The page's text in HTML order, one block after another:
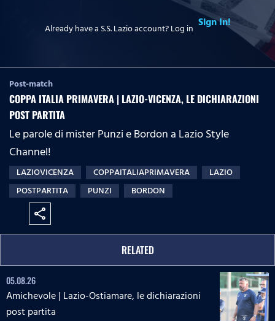
Already have a S.S. Lazio account? Log in Sign In!
Post-match
COPPA ITALIA PRIMAVERA | LAZIO-VICENZA, LE DICHIARAZIONI
POST PARTITA
Le parole di mister Punzi e Bordon a Lazio Style
Channel!
LAZIOVICENZA COPPAITALIAPRIMAVERA
LAZIO
POSTPARTITA
PUNZI BORDON
share
RELATED
05.08.26
Amichevole | Lazio-Ostiamare, le dichiarazioni
post partita